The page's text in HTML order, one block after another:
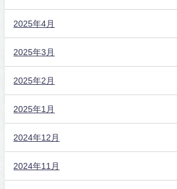
2025年4月
2025年3月
2025年2月
2025年1月
2024年12月
2024年11月